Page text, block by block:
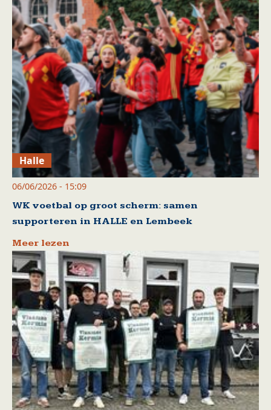
Halle
06/06/2026 - 15:09
WK voetbal op groot scherm: samen
supporteren in HALLE en Lembeek
Meer lezen